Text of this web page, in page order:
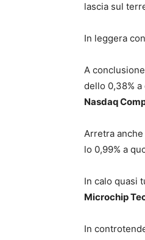
lascia sul
In leggera
A
dello 0,38% a
Nasdaq
Arretra
lo 0,99% a
In calo quasi
Microchip
In